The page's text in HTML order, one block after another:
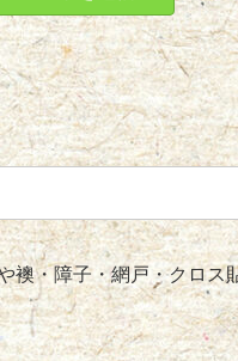
・障子・網戸・クロ